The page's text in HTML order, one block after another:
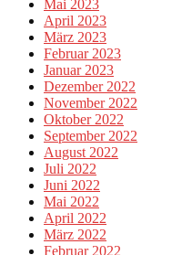
Mai 2023
April 2023
März 2023
Februar 2023
Januar 2023
Dezember 2022
November 2022
Oktober 2022
September 2022
August 2022
Juli 2022
Juni 2022
Mai 2022
April 2022
März 2022
Februar 2022